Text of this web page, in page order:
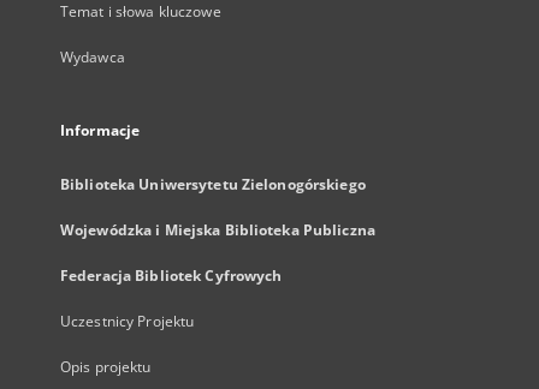
Temat i słowa kluczowe
Wydawca
Informacje
Biblioteka Uniwersytetu Zielonogórskiego
Wojewódzka i Miejska Biblioteka Publiczna
Federacja Bibliotek Cyfrowych
Uczestnicy Projektu
Opis projektu